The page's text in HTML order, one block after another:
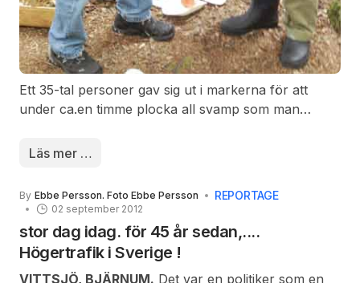
Ett 35-tal personer gav sig ut i markerna för att
under ca.en timme plocka all svamp som man
Skärmskyddet i Ubbalt artbestämma fynden.
Läs mer …
By Ebbe Persson. Foto Ebbe Persson REPORTAGE
02 september 2012
stor dag idag. för 45 år sedan,....
Högertrafik i Sverige !
VITTSJÖ, BJÄRNUM. Det var en politiker som en